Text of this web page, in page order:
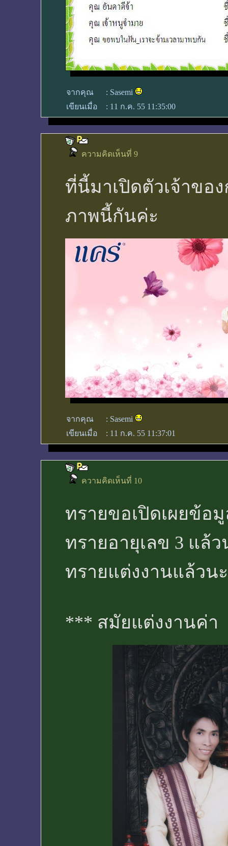
จากคุณ : Sasemi
เขียนเมื่อ
: 11 ก.ค. 55 11:35:00
ความคิดเห็นที่ 9
ที่นี้มาเปิดตัวเจ้าขอ
ภาพนี้กันค่ะ
จากคุณ : Sasemi
เขียนเมื่อ
: 11 ก.ค. 55 11:37:01
ความคิดเห็นที่ 10
ทรายขอเปิดเผยข้
ทรายอายุเลข 3 แล้
ทรายแต่งงานแล้วน
*** สมัยแต่งงานค่า